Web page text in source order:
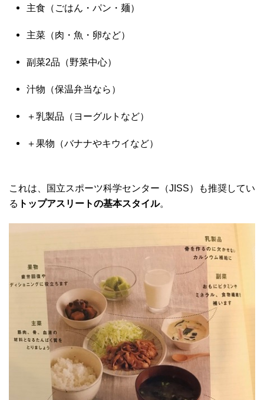
主食（ごはん・パン・麺）
主菜（肉・魚・卵など）
副菜2品（野菜中心）
汁物（保温弁当なら）
＋乳製品（ヨーグルトなど）
＋果物（バナナやキウイなど）
これは、国立スポーツ科学センター（JISS）も推奨してい
る トップアスリートの基本スタイル。